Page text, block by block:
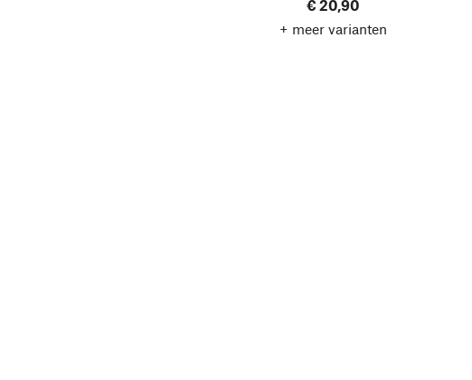
€ 20,90
+ meer varianten